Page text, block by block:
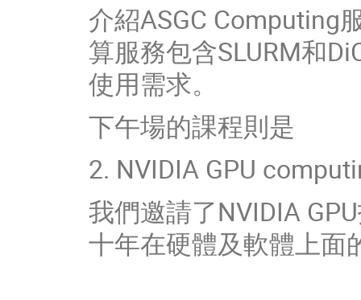
介紹ASGC Computing
算服務包含SLURM和
使用需求。
下午場的課程則是
2. NVIDIA GPU
我們邀請了NVIDIA
十年在硬體及軟體上面